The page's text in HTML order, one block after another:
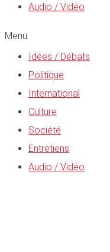
Audio / Vidéo
Menu
Idées / Débats
Politique
International
Culture
Société
Entretiens
Audio / Vidéo